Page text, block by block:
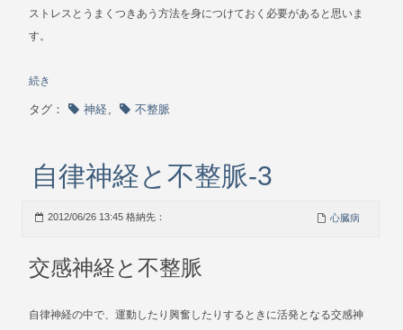
ストレスとうまくつきあう方法を身につけておく必要があると思いま
す。
続き
タグ： 神経, 不整脈
自律神経と不整脈-3
2012/06/26 13:45 格納先： 心臓病
交感神経と不整脈
自律神経の中で、運動したり興奮したりするときに活発となる交感神